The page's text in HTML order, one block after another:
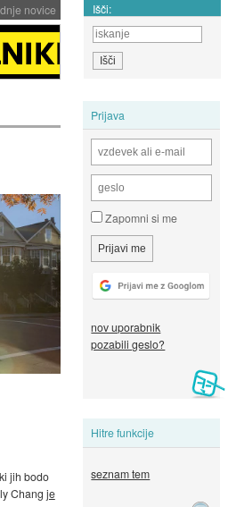
novice Išči:
Prijava
Zapomni si me
nov uporabnik
pozabili geslo?
Hitre funkcije
seznam tem
jih bodo
Chang je